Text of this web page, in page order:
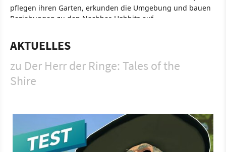
pflegen ihren Garten, erkunden die Umgebung und bauen
Beziehungen zu den Nachbar-Hobbits auf.
Lebenssimulation
AKTUELLES
zu Der Herr der Ringe: Tales of the
Shire